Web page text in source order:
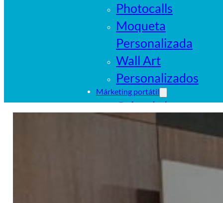
Photocalls
Moqueta
Personalizada
Wall Art
Personalizados
Márketing portátil
Cajas de luz
portátiles
tubulares
Banderas